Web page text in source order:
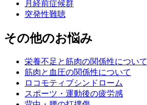
月経前症候群
突発性難聴
その他のお悩み
栄養不足と筋肉の関係性について
筋肉と血圧の関係性について
ロコモティブシンドローム
スポーツ・運動後の疲労感